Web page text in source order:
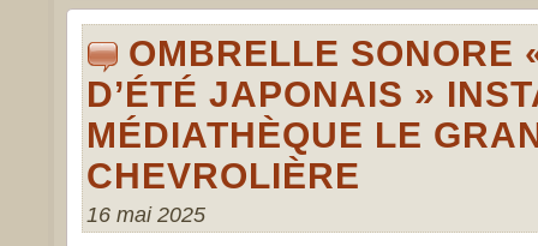
OMBRELLE SONORE
D’ÉTÉ JAPONAIS »
MÉDIATHÈQUE LE
CHEVROLIÈRE
16 mai 2025